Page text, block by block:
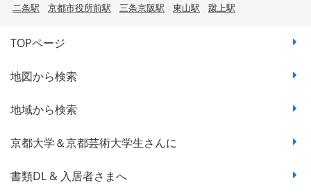
二条駅 京都市役所前駅 三条京阪駅 東山駅 蹴上駅
TOPページ
地図から検索
地域から検索
京都大学＆京都芸術大学生さんに
書類DL & 入居者さまへ